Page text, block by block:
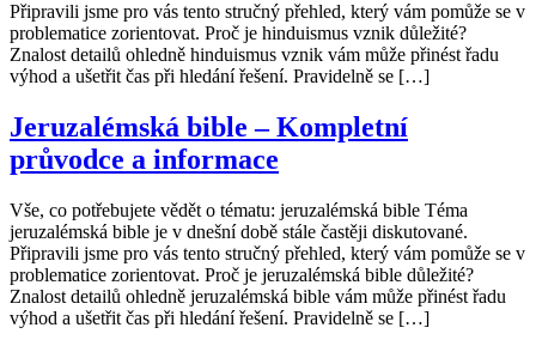
Připravili jsme pro vás tento stručný přehled, který vám pomůže se v
problematice zorientovat. Proč je hinduismus vznik důležité?
Znalost detailů ohledně hinduismus vznik vám může přinést řadu
výhod a ušetřit čas při hledání řešení. Pravidelně se […]
Jeruzalémská bible – Kompletní
průvodce a informace
Vše, co potřebujete vědět o tématu: jeruzalémská bible Téma
jeruzalémská bible je v dnešní době stále častěji diskutované.
Připravili jsme pro vás tento stručný přehled, který vám pomůže se v
problematice zorientovat. Proč je jeruzalémská bible důležité?
Znalost detailů ohledně jeruzalémská bible vám může přinést řadu
výhod a ušetřit čas při hledání řešení. Pravidelně se […]